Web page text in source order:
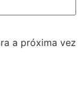
a próxima vez